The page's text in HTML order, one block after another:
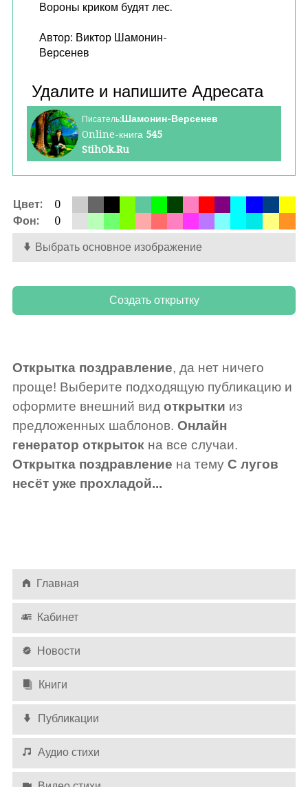
Вороны криком будят лес.
Автор: Виктор Шамонин-
Версенев
Писатель:Шамонин-Версенев
Online-книга 545
StihOk.Ru
Цвет:
0
Фон:
0
Выбрать основное изображение
Открытка поздравление, да нет ничего
проще! Выберите подходящую публикацию и
оформите внешний вид открытки из
предложенных шаблонов. Онлайн
генератор открытокна все случаи.
Открытка поздравление на тему С лугов
несёт уже прохладой...
Главная
Кабинет
Новости
Книги
Публикации
Аудио стихи